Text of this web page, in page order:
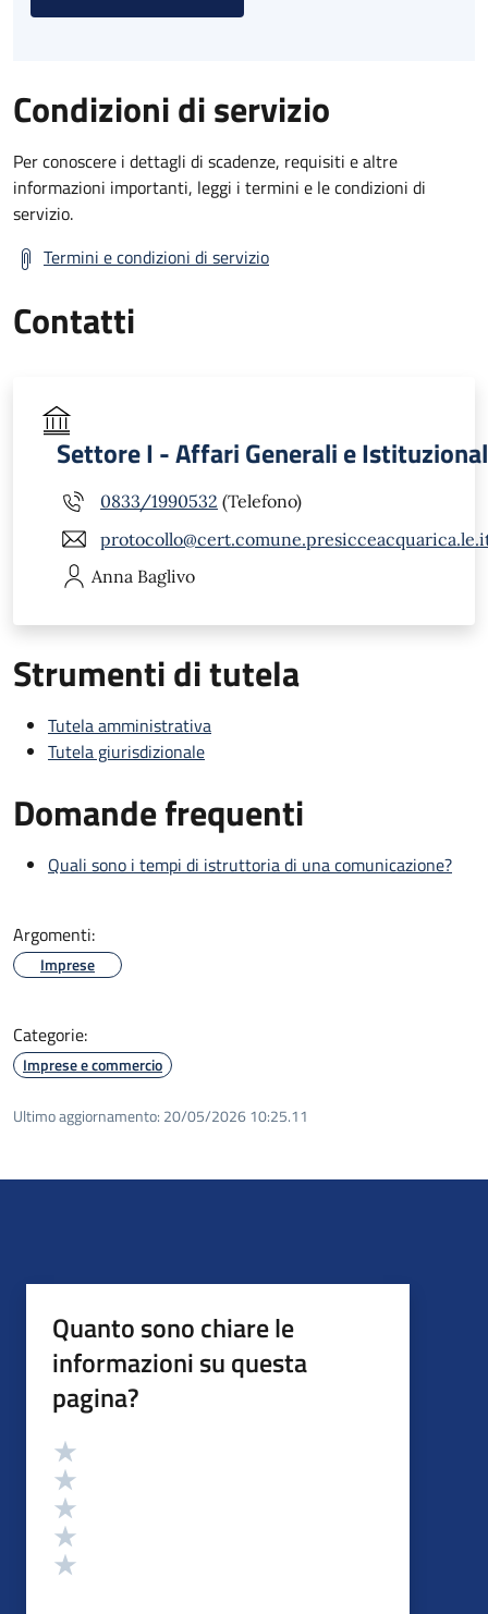
Condizioni di servizio
Per conoscere i dettagli di scadenze, requisiti e altre
informazioni importanti, leggi i termini e le condizioni di
servizio.
Termini e condizioni di servizio
Contatti
Settore I - Affari Generali e
0833/1990532 (Telefono)
Anna Baglivo
Strumenti di tutela
Tutela amministrativa
Tutela giurisdizionale
Domande frequenti
Quali sono i tempi di istruttoria di una comunicazione?
Argomenti:
Imprese
Categorie:
Imprese e commercio
Ultimo aggiornamento: 20/05/2026 10:25.11
Quanto sono chiare le
informazioni su questa
pagina?
Valutazione